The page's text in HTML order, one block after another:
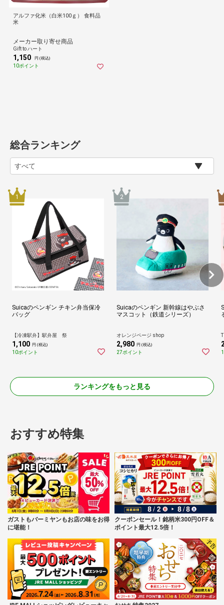
アルファ化米（白米100ｇ） 食料品
米
メーカー取り寄せ商品
Gift to ハート
1,150 円 (税込)
10ポイント
総合ランキング
Suicaのペンギン チキン弁当保冷
バッグ
【冷凍駅弁】駅弁屋 祭
1,100 円 (税込)
10ポイント
Suicaのペンギン 新幹線はやぶさ
マスコット（鉄道シリーズ）
オレンジページ shop
2,980 円 (税込)
27ポイント
ランキングをもっと見る
おすすめ特集
ガストもバーミヤンもお店の味をお得
に堪能！
クーポンセール！銘柄米300円OFF＆
ポイント最大12.5倍！